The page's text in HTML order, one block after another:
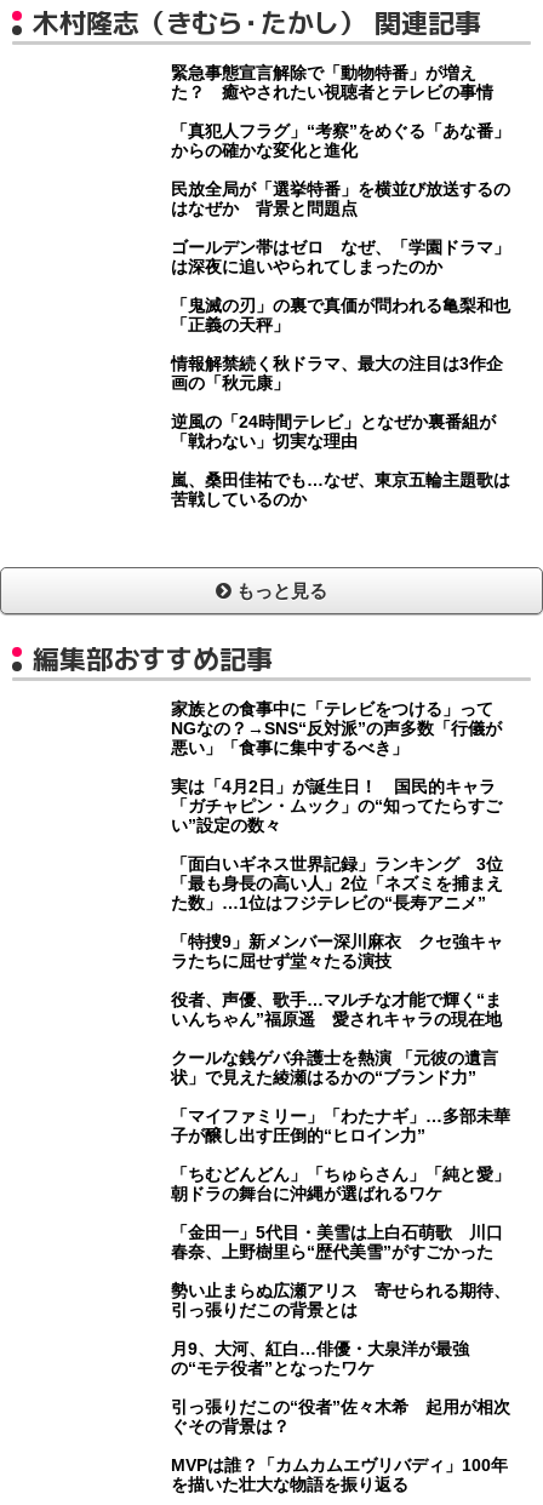
木村隆志（きむら・たかし） 関連記事
緊急事態宣言解除で「動物特番」が増え
た？ 癒やされたい視聴者とテレビの事情
「真犯人フラグ」“考察”をめぐる「あな番」
からの確かな変化と進化
民放全局が「選挙特番」を横並び放送するの
はなぜか 背景と問題点
ゴールデン帯はゼロ なぜ、「学園ドラマ」
は深夜に追いやられてしまったのか
「鬼滅の刃」の裏で真価が問われる亀梨和也
「正義の天秤」
情報解禁続く秋ドラマ、最大の注目は3作企
画の「秋元康」
逆風の「24時間テレビ」となぜか裏番組が
「戦わない」切実な理由
嵐、桑田佳祐でも…なぜ、東京五輪主題歌は
苦戦しているのか
もっと見る
編集部おすすめ記事
家族との食事中に「テレビをつける」って
NGなの？→SNS“反対派”の声多数「行儀が
悪い」「食事に集中するべき」
実は「4月2日」が誕生日！ 国民的キャラ
「ガチャピン・ムック」の“知ってたらすご
い”設定の数々
「面白いギネス世界記録」ランキング 3位
「最も身長の高い人」2位「ネズミを捕まえ
た数」…1位はフジテレビの“長寿アニメ”
「特捜9」新メンバー深川麻衣 クセ強キャ
ラたちに屈せず堂々たる演技
役者、声優、歌手…マルチな才能で輝く“ま
いんちゃん”福原遥 愛されキャラの現在地
クールな銭ゲバ弁護士を熱演 「元彼の遺言
状」で見えた綾瀬はるかの“ブランド力”
「マイファミリー」「わたナギ」…多部未華
子が醸し出す圧倒的“ヒロイン力”
「ちむどんどん」「ちゅらさん」「純と愛」
朝ドラの舞台に沖縄が選ばれるワケ
「金田一」5代目・美雪は上白石萌歌 川口
春奈、上野樹里ら“歴代美雪”がすごかった
勢い止まらぬ広瀬アリス 寄せられる期待、
引っ張りだこの背景とは
月9、大河、紅白…俳優・大泉洋が最強
の“モテ役者”となったワケ
引っ張りだこの“役者”佐々木希 起用が相次
ぐその背景は？
MVPは誰？「カムカムエヴリバディ」100年
を描いた壮大な物語を振り返る